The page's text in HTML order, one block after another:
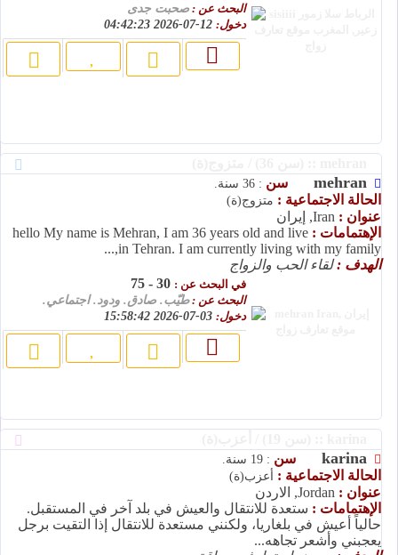
البحث عن : صحبت جدی
دخول:
mehran سن : 36 سنة.
الحالة الاجتماعية : متزوج(ة)
عنوان : Iran, إيران
الإهتمامات : hello My name is Mehran, I am 36 years old and live
in Tehran. I am currently living with my family,...
الهدف :لقاء الحب والزواج
في البحث عن :
البحث عن :طيّب. صادق. ودود. اجتماعي.
دخول:
karina سن : 19 سنة.
الحالة الاجتماعية : أعزب(ة)
عنوان : Jordan, الاردن
الإهتمامات : ستعدة للانتقال والعيش في بلد آخر في المستقبل.
حالياً أعيش في بلغاريا، ولكنني مستعدة للانتقال إذا التقيت برجل
يعجبني وأشعر تجاهه...